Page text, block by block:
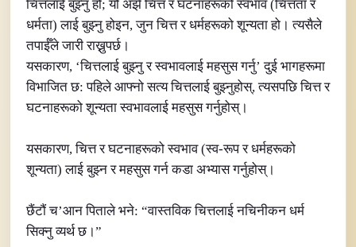
चित्तलाई बुझ्नु हो; यो अझै चित्त र घटनाहरूको स्वभाव (चित्तता र
धर्मता) लाई बुझ्नु होइन, जुन चित्त र धर्महरूको शून्यता हो। त्यसैले
तपाईँले जारी राख्नुपर्छ।
यसकारण, ‘चित्तलाई बुझ्नु र स्वभावलाई महसुस गर्नु’ दुई भागहरूमा
विभाजित छ: पहिले आफ्नो सत्य चित्तलाई बुझ्नुहोस्, त्यसपछि चित्त र
घटनाहरूको शून्यता स्वभावलाई महसुस गर्नुहोस्।
यसकारण, चित्त र घटनाहरूको स्वभाव (स्व-रूप र धर्महरूको
शून्यता) लाई बुझ्न र महसुस गर्न कडा अभ्यास गर्नुहोस्।
छैंटौं च’आन पिताले भने: “वास्तविक चित्तलाई नचिनीकन धर्म
सिक्नु व्यर्थ छ।”